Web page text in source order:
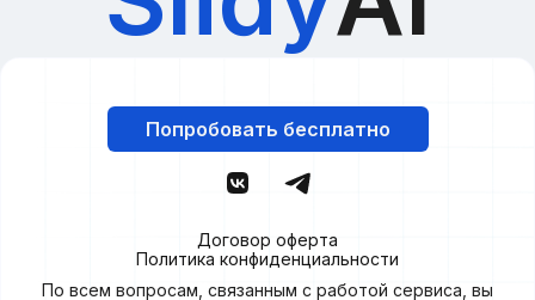
Попробовать бесплатно
Договор оферта
Политика конфиденциальности
По всем вопросам, связанным с работой сервиса, вы